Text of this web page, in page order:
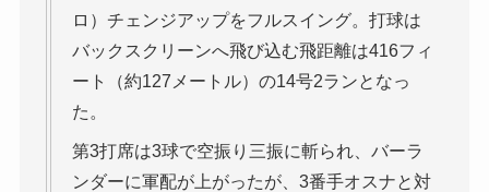
ロ）チェンジアップをフルスイング。打球は
バックスクリーンへ飛び込む飛距離は416フィ
ート（約127メートル）の14号2ランとなっ
た。
第3打席は3球で空振り三振に斬られ、バーラ
ンダーに軍配が上がったが、3番手オスナと対